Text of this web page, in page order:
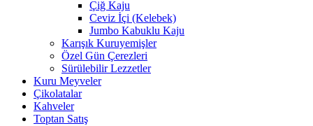
Çiğ Kaju
Ceviz İçi (Kelebek)
Jumbo Kabuklu Kaju
Karışık Kuruyemişler
Özel Gün Çerezleri
Sürülebilir Lezzetler
Kuru Meyveler
Çikolatalar
Kahveler
Toptan Satış